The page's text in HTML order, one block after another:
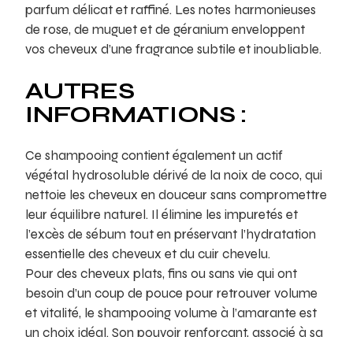
parfum délicat et raffiné. Les notes harmonieuses
de rose, de muguet et de géranium enveloppent
vos cheveux d’une fragrance subtile et inoubliable.
AUTRES
INFORMATIONS :
Ce shampooing contient également un actif
végétal hydrosoluble dérivé de la noix de coco, qui
nettoie les cheveux en douceur sans compromettre
leur équilibre naturel. Il élimine les impuretés et
l’excès de sébum tout en préservant l’hydratation
essentielle des cheveux et du cuir chevelu.
Pour des cheveux plats, fins ou sans vie qui ont
besoin d’un coup de pouce pour retrouver volume
et vitalité, le shampooing volume à l’amarante est
un choix idéal. Son pouvoir renforçant, associé à sa